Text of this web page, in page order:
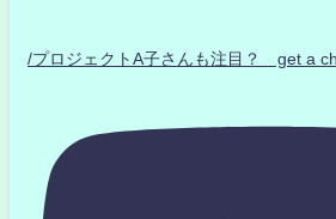
/プロジェクトA子さんも注目？ get a